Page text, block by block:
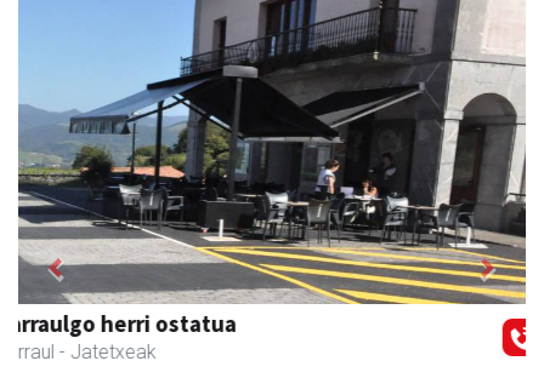
Amonarriz iturgintza S. L.
Larraul - Iturgintza
Previous Next